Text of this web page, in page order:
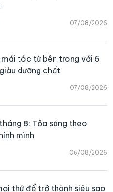
07/08/2026
07/08/2026
mái tóc từ bên trong với 6
dưỡng chất
06/08/2026
8: Tỏa sáng theo
mình
thứ để trở thành siêu sao